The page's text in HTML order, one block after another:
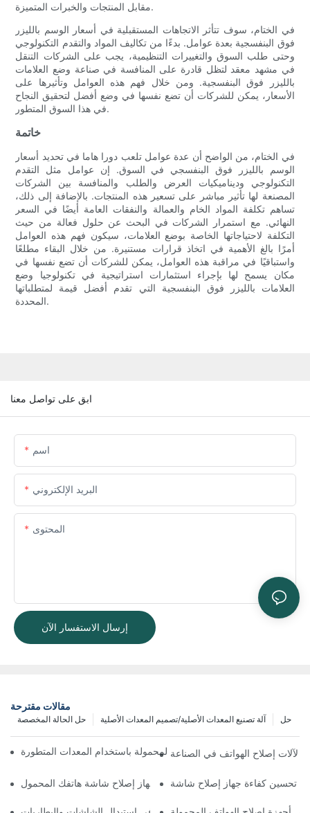
مقابل المنتجات والخبرات المتميزة.
في الختام، سوف تتأثر الاتجاهات المستقبلية في أسعار الوسم بالليزر
فوق البنفسجية بعدة عوامل. بدءًا من تكاليف المواد والتقدم التكنولوجي
وحتى طلب السوق والتغييرات التنظيمية، يجب على الشركات التنقل
في مشهد معقد لتظل قادرة على المنافسة في صناعة وضع العلامات
بالليزر فوق البنفسجية. ومن خلال فهم هذه العوامل وتأثيرها على
الأسعار، يمكن للشركات أن تضع نفسها في وضع أفضل لتحقيق النجاح
في هذا السوق المتطور.
خاتمة
في الختام، من الواضح أن عدة عوامل تلعب دورا هاما في تحديد أسعار
الوسم بالليزر فوق البنفسجي في السوق. إن عوامل مثل التقدم
التكنولوجي وديناميكيات العرض والطلب والمنافسة بين الشركات
المصنعة لها تأثير مباشر على تسعير هذه المنتجات. بالإضافة إلى ذلك،
تساهم تكلفة المواد الخام والعمالة والنفقات العامة أيضًا في السعر
النهائي. مع استمرار الشركات في البحث عن حلول فعالة من حيث
التكلفة لاحتياجاتها الخاصة بوضع العلامات، سيكون فهم هذه العوامل
أمرًا بالغ الأهمية في اتخاذ قرارات مستنيرة. من خلال البقاء مطلعًا
واستباقيًا في مراقبة هذه العوامل، يمكن للشركات أن تضع نفسها في
مكان يسمح لها بإجراء استثمارات استراتيجية في تكنولوجيا وضع
العلامات بالليزر فوق البنفسجية التي تقدم أفضل قيمة لمتطلباتها
المحددة.
ابق على تواصل معنا
اسم
البريد الإلكتروني
المحتوى
إرسال الاستفسار الآن
مقالات مقترحة
حل آلة تصنيع المعدات الأصلية/تصميم المعدات الأصلية حل الحالة المخصصة
تحسين سير عمل إصلاح الهواتف المحمولة باستخدام المعدات المتطورة
لآلات إصلاح الهواتف في الصناعة
اختيار الملحقات المناسبة لجهاز إصلاح شاشة هاتفك المحمول